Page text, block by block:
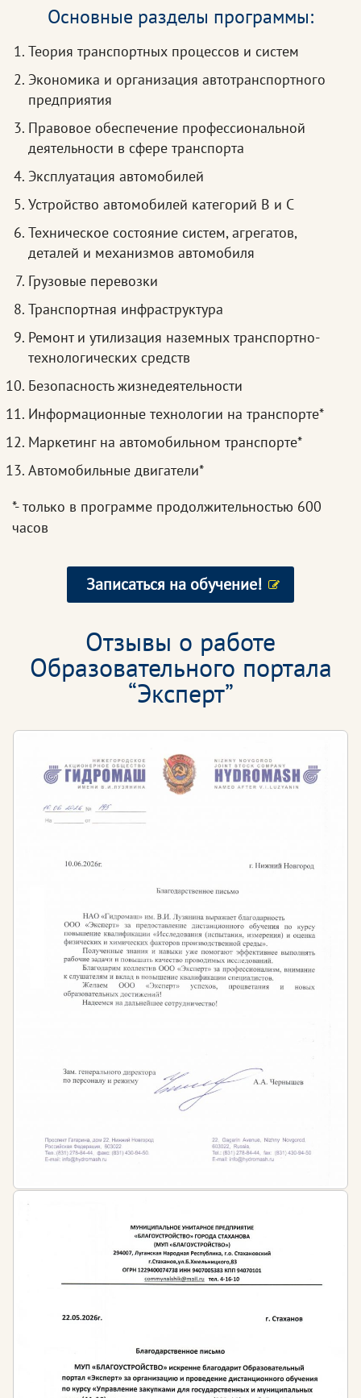
Основные разделы программы:
Теория транспортных процессов и систем
Экономика и организация автотранспортного
предприятия
Правовое обеспечение профессиональной
деятельности в сфере транспорта
Эксплуатация автомобилей
Устройство автомобилей категорий B и C
Техническое состояние систем, агрегатов,
деталей и механизмов автомобиля
Грузовые перевозки
Транспортная инфраструктура
Ремонт и утилизация наземных транспортно-
технологических средств
Безопасность жизнедеятельности
Информационные технологии на транспорте*
Маркетинг на автомобильном транспорте*
Автомобильные двигатели*
*- только в программе продолжительностью 600
часов
Записаться на обучение!
Отзывы о работе
Образовательного портала
“Эксперт”